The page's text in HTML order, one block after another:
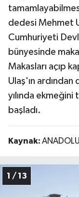
dedesi Mehmet
Cumhuriyeti
bünyesinde
Makasları açıp
Ulaş'ın
yılında ekmeğini
başladı.
Kaynak: ANADOLU
1 / 13